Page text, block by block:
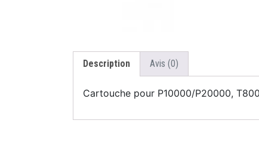
Description Avis (0)
Cartouche pour P10000/P20000,